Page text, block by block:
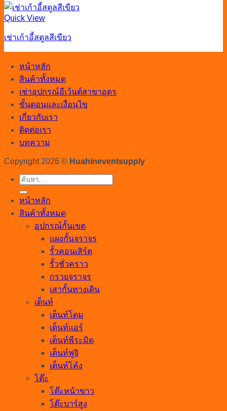
Quick View
เช่าเก้าอี้สตูลสีเขียว
หน้าหลัก
สินค้าทั้งหมด
เช่าอุปกรณ์อีเว้นต์สาขาอุดร
ขั้นตอนและเงื่อนไข
เกี่ยวกับเรา
ติดต่อเรา
บทความ
Copyright 2026 © Huahineventsupply
ค้นหา:
หน้าหลัก
สินค้าทั้งหมด
อุปกรณ์กั้นเขต
แผงกั้นจราจร
รั้วคอนเสิร์ต
รั้วชั่วคราว
กรวยจราจร
เสากั้นทางเดิน
เต็นท์
เต็นท์โดม
เต็นท์แอร์
เต็นท์พีระมิด
เต็นท์ฟูจิ
เต็นท์โค้ง
โต๊ะ
โต๊ะหน้าขาว
โต๊ะบาร์สูง